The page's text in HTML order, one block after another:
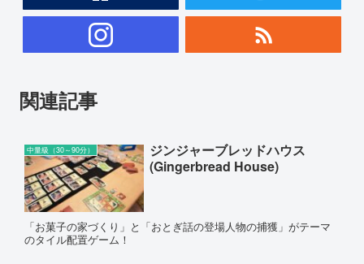
関連記事
中量級（30～90分）
ジンジャーブレッドハウス
(Gingerbread House)
「お菓子の家づくり」と「おとぎ話の登場人物の捕獲」がテーマ
のタイル配置ゲーム！